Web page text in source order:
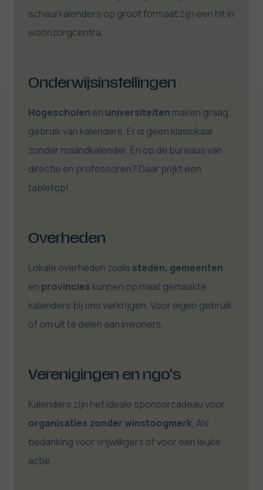
scheurkalenders op groot formaat zijn een hit in
woonzorgcentra.
Onderwijsinstellingen
Hogescholen en universiteiten maken graag
gebruik van kalenders. Er is geen klaslokaal
zonder maandkalender. En op de bureaus van
directie en professoren? Daar prijkt een
tabletop!
Overheden
Lokale overheden zoals steden, gemeenten
en provincies kunnen op maat gemaakte
kalenders bij ons verkrijgen. Voor eigen gebruik
of om uit te delen aan inwoners.
Verenigingen en ngo's
Kalenders zijn het ideale sponsorcadeau voor
organisaties zonder winstoogmerk. Als
bedanking voor vrijwilligers of voor een leuke
actie.